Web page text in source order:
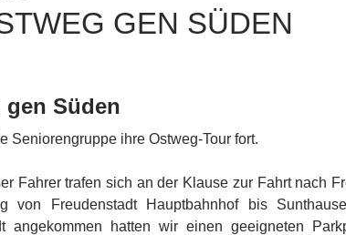
GEN SÜDEN
gen Süden
Seniorengruppe ihre Ostweg-Tour fort.
Fahrer trafen sich an der Klause zur Fahrt nach
von Freudenstadt Hauptbahnhof bis
angekommen hatten wir einen geeigneten